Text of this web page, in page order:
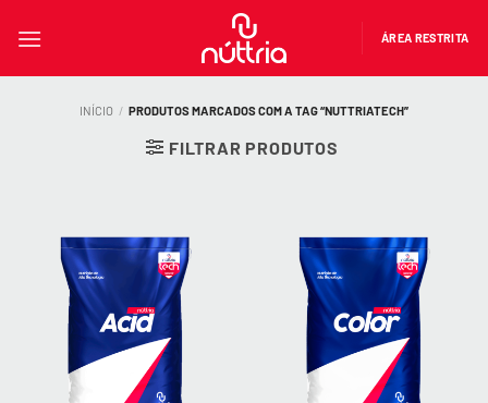
ÁREA RESTRITA
INÍCIO / PRODUTOS MARCADOS COM A TAG “NUTTRIATECH”
FILTRAR PRODUTOS